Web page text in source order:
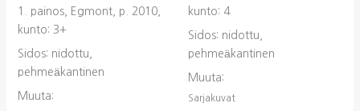
1. painos, Egmont, p. 2010,
kunto: 3+
Sidos: nidottu,
pehmeäkantinen
Muuta:
kunto: 4
Sidos: nidottu,
pehmeäkantinen
Muuta:
Sarjakuvat